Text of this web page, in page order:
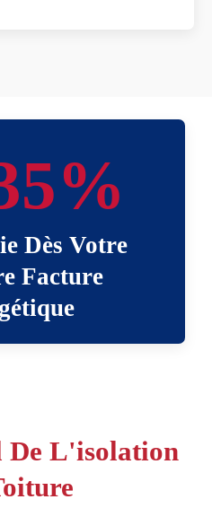
Dès Votre
Facture
De L'isolation